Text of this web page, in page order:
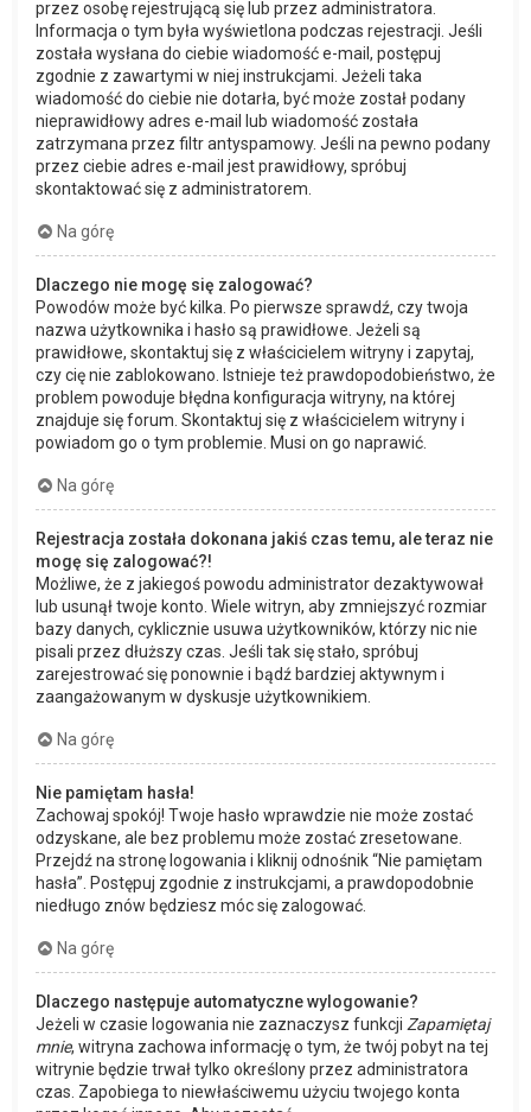
przez osobę rejestrującą się lub przez administratora.
Informacja o tym była wyświetlona podczas rejestracji. Jeśli
została wysłana do ciebie wiadomość e-mail, postępuj
zgodnie z zawartymi w niej instrukcjami. Jeżeli taka
wiadomość do ciebie nie dotarła, być może został podany
nieprawidłowy adres e-mail lub wiadomość została
zatrzymana przez filtr antyspamowy. Jeśli na pewno podany
przez ciebie adres e-mail jest prawidłowy, spróbuj
skontaktować się z administratorem.
Na górę
Dlaczego nie mogę się zalogować?
Powodów może być kilka. Po pierwsze sprawdź, czy twoja
nazwa użytkownika i hasło są prawidłowe. Jeżeli są
prawidłowe, skontaktuj się z właścicielem witryny i zapytaj,
czy cię nie zablokowano. Istnieje też prawdopodobieństwo, że
problem powoduje błędna konfiguracja witryny, na której
znajduje się forum. Skontaktuj się z właścicielem witryny i
powiadom go o tym problemie. Musi on go naprawić.
Na górę
Rejestracja została dokonana jakiś czas temu, ale teraz nie
mogę się zalogować?!
Możliwe, że z jakiegoś powodu administrator dezaktywował
lub usunął twoje konto. Wiele witryn, aby zmniejszyć rozmiar
bazy danych, cyklicznie usuwa użytkowników, którzy nic nie
pisali przez dłuższy czas. Jeśli tak się stało, spróbuj
zarejestrować się ponownie i bądź bardziej aktywnym i
zaangażowanym w dyskusje użytkownikiem.
Na górę
Nie pamiętam hasła!
Zachowaj spokój! Twoje hasło wprawdzie nie może zostać
odzyskane, ale bez problemu może zostać zresetowane.
Przejdź na stronę logowania i kliknij odnośnik “Nie pamiętam
hasła”. Postępuj zgodnie z instrukcjami, a prawdopodobnie
niedługo znów będziesz móc się zalogować.
Na górę
Dlaczego następuje automatyczne wylogowanie?
Jeżeli w czasie logowania nie zaznaczysz funkcji Zapamiętaj
mnie, witryna zachowa informację o tym, że twój pobyt na tej
witrynie będzie trwał tylko określony przez administratora
czas. Zapobiega to niewłaściwemu użyciu twojego konta